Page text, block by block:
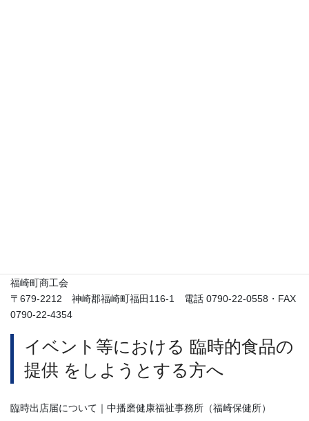
福崎町商工会
〒679-2212 神崎郡福崎町福田116-1 電話 0790-22-0558・FAX
0790-22-4354
イベント等における 臨時的食品の
提供 をしようとする方へ
臨時出店届について｜中播磨健康福祉事務所（福崎保健所）